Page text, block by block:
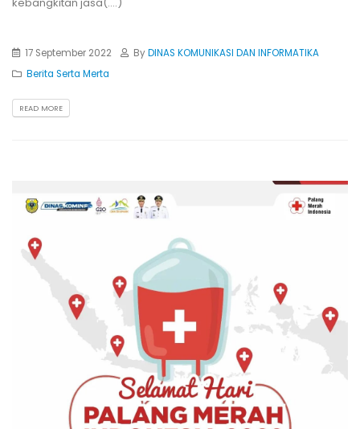
17 September 2022 ByDINAS KOMUNIKASI DAN INFORMATIKA
Berita Serta Merta
READ MORE